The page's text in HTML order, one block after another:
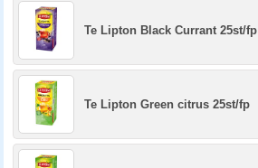
Te Lipton Black Currant 25st/fp
Te Lipton Green citrus 25st/fp